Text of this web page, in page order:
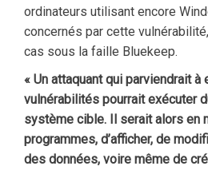
ordinateurs utilisant encore
concernés par cette
cas sous la faille Bluekeep.
« Un attaquant qui parviendrait
vulnérabilités pourrait exécuter
système cible. Il serait alors en
programmes, d’afficher, de
des données, voire même de